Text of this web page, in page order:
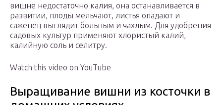
вишне недостаточно калия, она останавливается в
развитии, плоды мельчают, листья опадают и
саженец выглядит больным и чахлым. Для удобрения
садовых культур применяют хлористый калий,
калийную соль и селитру.
Watch this video on YouTube
Выращивание вишни из косточки в